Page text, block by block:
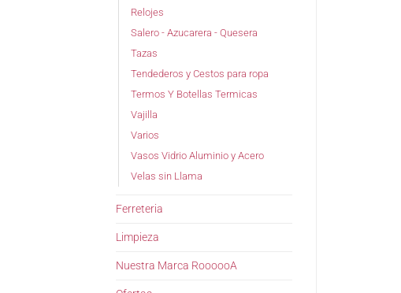
Relojes
Salero - Azucarera - Quesera
Tazas
Tendederos y Cestos para ropa
Termos Y Botellas Termicas
Vajilla
Varios
Vasos Vidrio Aluminio y Acero
Velas sin Llama
Ferreteria
Limpieza
Nuestra Marca RoooooA